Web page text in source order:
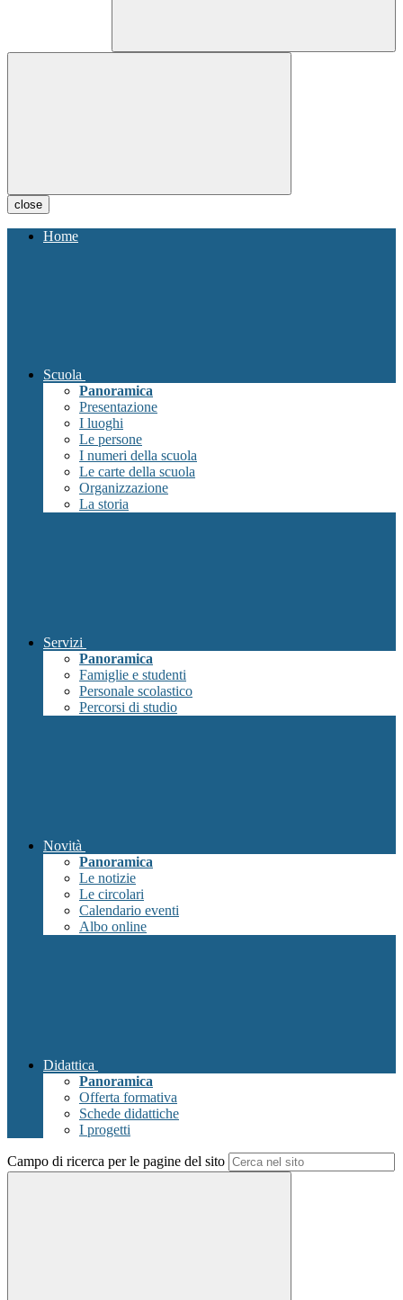
close
Home
Scuola
Panoramica
Presentazione
I luoghi
Le persone
I numeri della scuola
Le carte della scuola
Organizzazione
La storia
Servizi
Panoramica
Famiglie e studenti
Personale scolastico
Percorsi di studio
Novità
Panoramica
Le notizie
Le circolari
Calendario eventi
Albo online
Didattica
Panoramica
Offerta formativa
Schede didattiche
I progetti
Campo di ricerca per le pagine del sito